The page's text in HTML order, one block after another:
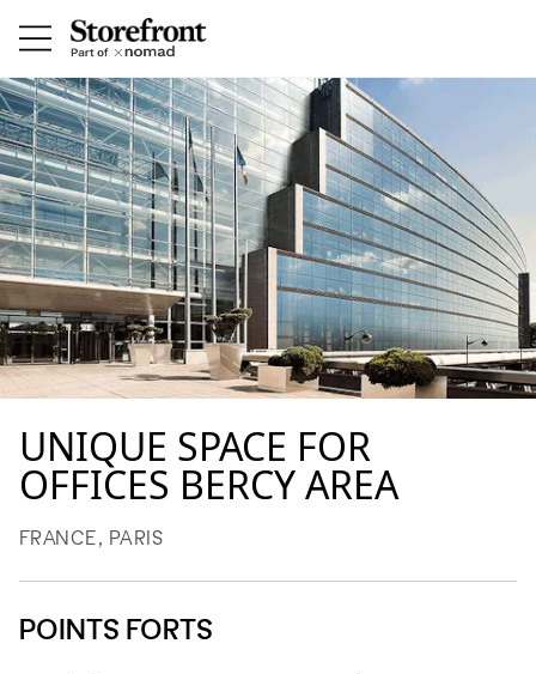
UNIQUE SPACE FOR
OFFICES BERCY AREA
FRANCE, PARIS
POINTS FORTS